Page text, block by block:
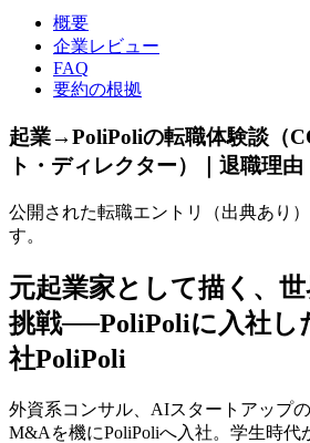
概要
企業レビュー
FAQ
要約の根拠
起業→PoliPoliの転職体験談（
ト・ディレクター）｜退職理
公開された転職エントリ（出典あり
す。
元起業家として描く、
挑戦──PoliPoliに入社し
社PoliPoli
外資系コンサル、AIスタートアップ
M&Aを機にPoliPoliへ入社。学生時代